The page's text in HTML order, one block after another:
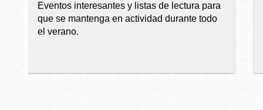
Eventos interesantes y listas de lectura para
que se mantenga en actividad durante todo
el verano.